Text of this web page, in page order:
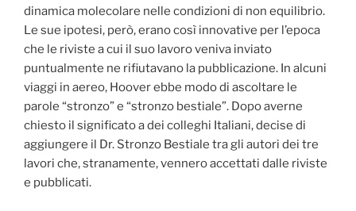
dinamica molecolare nelle condizioni di non equilibrio.
Le sue ipotesi, però, erano così innovative per l’epoca
che le riviste a cui il suo lavoro veniva inviato
puntualmente ne rifiutavano la pubblicazione. In alcuni
viaggi in aereo, Hoover ebbe modo di ascoltare le
parole “stronzo” e “stronzo bestiale”. Dopo averne
chiesto il significato a dei colleghi Italiani, decise di
aggiungere il Dr. Stronzo Bestiale tra gli autori dei tre
lavori che, stranamente, vennero accettati dalle riviste
e pubblicati.